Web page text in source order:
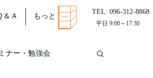
＆Ａ もっと
TEL: 096-312-8868
平日 9:00～17:30
ナー・勉強会